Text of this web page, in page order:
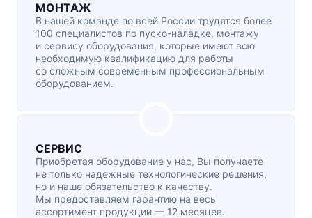
МОНТАЖ
В нашей команде по всей России трудятся более
100 специалистов по пуско-наладке, монтажу
и сервису оборудования, которые имеют всю
необходимую квалификацию для работы
со сложным современным профессиональным
оборудованием.
СЕРВИС
Приобретая оборудование у нас, Вы получаете
не только надежные технологические решения,
но и наше обязательство к качеству.
Мы предоставляем гарантию на весь
ассортимент продукции — 12 месяцев.